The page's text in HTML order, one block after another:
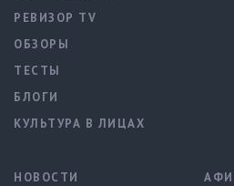
РЕВИЗОР TV
ОБЗОРЫ
ТЕСТЫ
БЛОГИ
КУЛЬТУРА В ЛИЦАХ
НОВОСТИ